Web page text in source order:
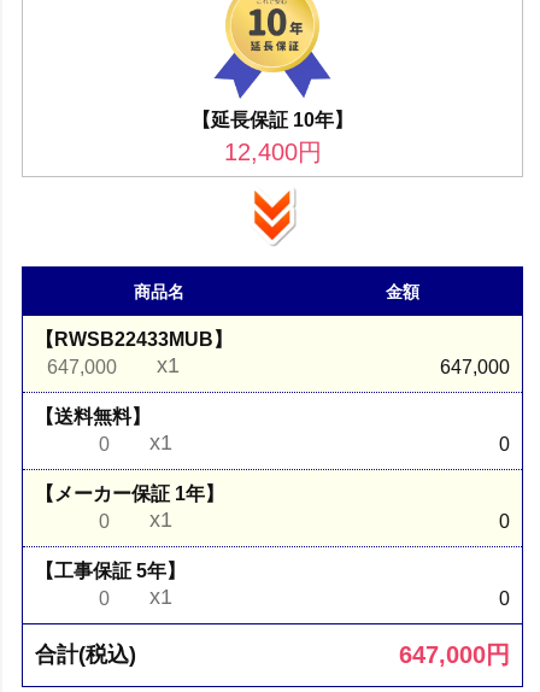
【延長保証 10年】
12,400円
商品名 金額
【RWSB22433MUB】
647,000
x1 647,000
【送料無料】
0
x1 0
【メーカー保証 1年】
0
x1 0
【工事保証 5年】
0
x1 0
合計(税込) 647,000円